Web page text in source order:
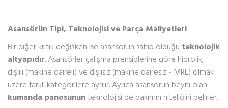
Asansörün Tipi, Teknolojisi ve Parça Maliyetleri
Bir diğer kritik değişken ise asansörün sahip olduğu teknolojik
altyapıdır. Asansörler çalışma prensiplerine göre hidrolik,
dişlili (makine daireli) ve dişlisiz (makine dairesiz - MRL) olmak
üzere farklı kategorilere ayrılır. Ayrıca asansörün beyni olan
kumanda panosununteknolojisi de bakımın niteliğini belirler.